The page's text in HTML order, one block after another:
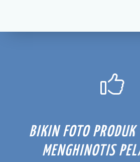
BIKIN FOTO PRODUK
MENGHINOTIS